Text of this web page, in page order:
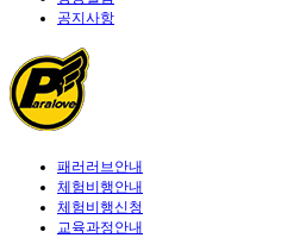
공지사항
패러러브안내
체험비행안내
체험비행신청
교육과정안내